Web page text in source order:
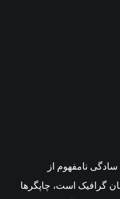
نامفهوم از
گرافیک است، چاپگرها